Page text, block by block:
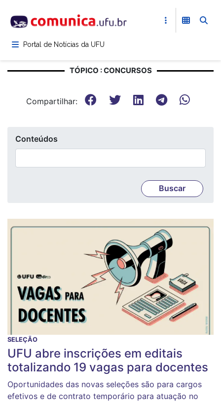
para
conteúdoPortal de Notícias da UFU
TÓPICO : CONCURSOS
Compartilhar:
Conteúdos
SELEÇÃO
UFU abre inscrições em editais
totalizando 19 vagas para docentes
Oportunidades das novas seleções são para cargos
efetivos e de contrato temporário para atuação no